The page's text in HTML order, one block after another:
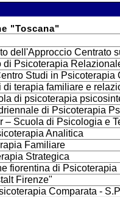
"Toscana"
dell'Approccio Centrato
di Psicoterapia
Studi in Psicoterapia
di terapia familiare e
di psicoterapia
di Psicoterapia
– Scuola di Psicologia e
Analitica
Familiare
Strategica
fiorentina di
Firenze"
Comparata -